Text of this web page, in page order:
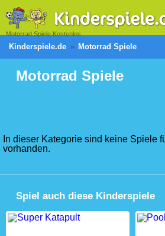
Motorrad Spiele Kostenlos
Kinderspiele.de Motorrad Spiele
Motorrad Spiele
In dieser Kategorie sind keine Spiele
vorhanden.
Spiel auch diese Kinderspiele